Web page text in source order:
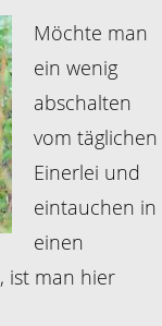
Möchte man
ein wenig
abschalten
vom täglichen
Einerlei und
eintauchen in
einen
ist man hier